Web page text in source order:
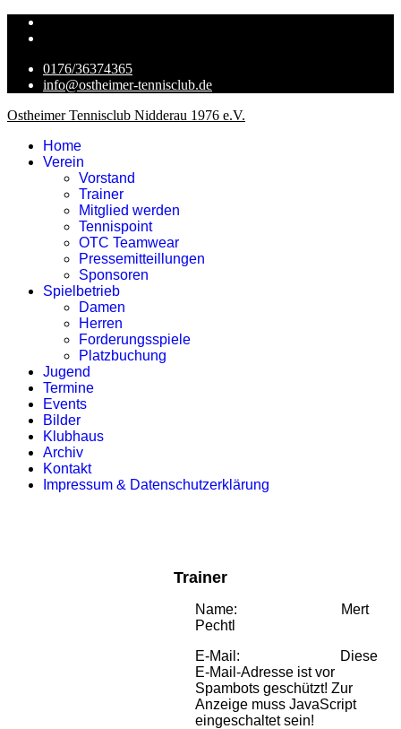
0176/36374365
info@ostheimer-tennisclub.de
Ostheimer Tennisclub Nidderau 1976 e.V.
Home
Verein
Vorstand
Trainer
Mitglied werden
Tennispoint
OTC Teamwear
Pressemitteillungen
Sponsoren
Spielbetrieb
Damen
Herren
Forderungsspiele
Platzbuchung
Jugend
Termine
Events
Bilder
Klubhaus
Archiv
Kontakt
Impressum & Datenschutzerklärung
Trainer
Name: Mert
Pechtl
E-Mail:
Diese
E-Mail-Adresse ist vor
Spambots geschützt! Zur
Anzeige muss JavaScript
eingeschaltet sein!